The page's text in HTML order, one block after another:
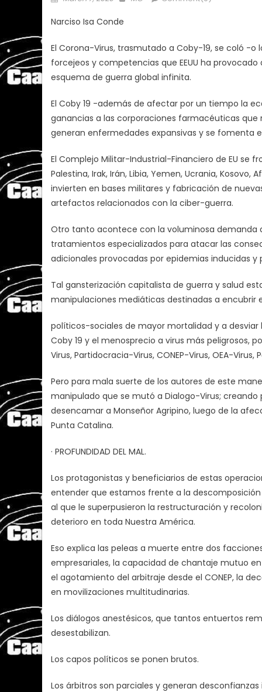
Narciso Isa Conde
El Corona-Virus, trasmutado a Coby-19, se coló -
forcejeos y competencias que EEUU ha
esquema de guerra global infinita.
El Coby 19 -además de afectar por un tiempo la
ganancias a las corporaciones farmacéuticas
generan enfermedades expansivas y se fomenta
El Complejo Militar-Industrial-Financiero de EU se
Palestina, Irak, Irán, Libia, Yemen, Ucrania,
invierten en bases militares y fabricación de
artefactos relacionados con la ciber-guerra.
Otro tanto acontece con la voluminosa demanda
tratamientos especializados para atacar las
adicionales provocadas por epidemias inducidas
Tal gansterización capitalista de guerra y salud
manipulaciones mediáticas destinadas a encubrir
políticos-sociales de mayor mortalidad y a
Coby 19 y el menosprecio a virus más peligrosos,
Virus, Partidocracia-Virus, CONEP-Virus, OEA-
Pero para mala suerte de los autores de este
manipulado que se mutó a Dialogo-Virus;
desencamar a Monseñor Agripino, luego de la
Punta Catalina.
· PROFUNDIDAD DEL MAL.
Los protagonistas y beneficiarios de estas
entender que estamos frente a la
al que le superpusieron la restructuración y
deterioro en toda Nuestra América.
Eso explica las peleas a muerte entre dos
empresariales, la capacidad de chantaje mutuo
el agotamiento del arbitraje desde el CONEP, la
en movilizaciones multitudinarias.
Los diálogos anestésicos, que tantos entuertos
desestabilizan.
Los capos políticos se ponen brutos.
Los árbitros son parciales y generan desconfianzas